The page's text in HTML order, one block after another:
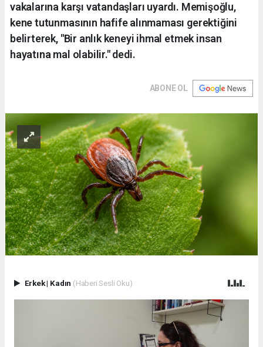
vakalarına karşı vatandaşları uyardı. Memişoğlu,
kene tutunmasının hafife alınmaması gerektiğini
belirterek, "Bir anlık keneyi ihmal etmek insan
hayatına mal olabilir." dedi.
ABONE OL
Erkek| Kadın (Haberi Sesli Oku)